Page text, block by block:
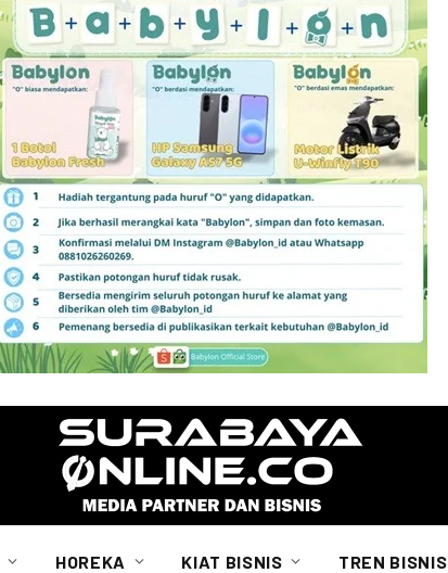
HOREKA KIAT BISNIS TREN BISNIS